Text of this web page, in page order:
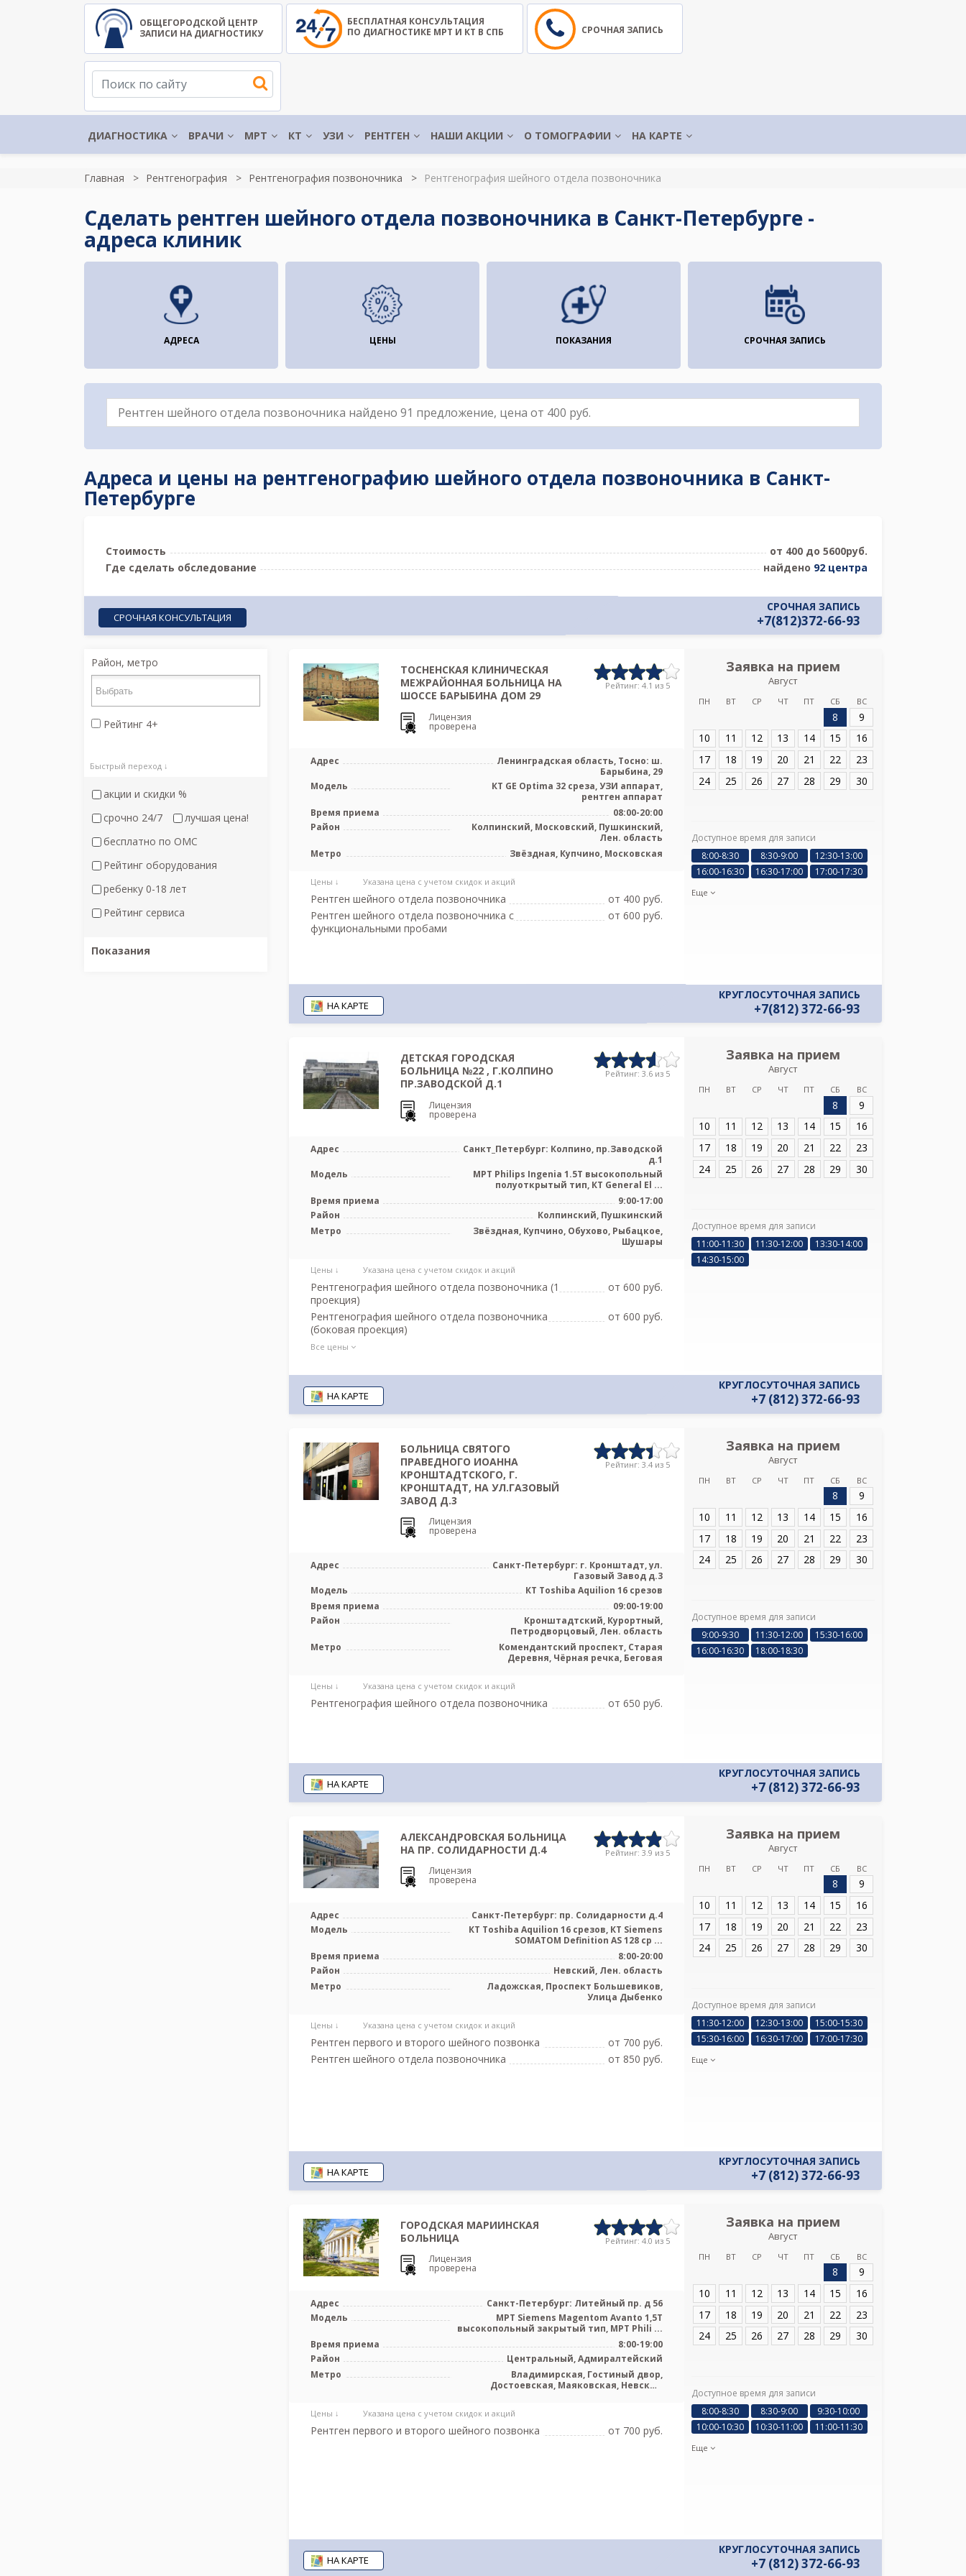
ОБЩЕГОРОДСКОЙ ЦЕНТР
ЗАПИСИ НА ДИАГНОСТИКУ
БЕСПЛАТНАЯ КОНСУЛЬТАЦИЯ
ПО ДИАГНОСТИКЕ МРТ И КТ В СПБ
СРОЧНАЯ ЗАПИСЬ
ДИАГНОСТИКА ВРАЧИ МРТ КТ УЗИ РЕНТГЕН НАШИ АКЦИИ О ТОМОГРАФИИ НА КАРТЕ
Главная Рентгенография Рентгенография позвоночника Рентгенография шейного отдела позвоночника
Сделать рентген шейного отдела позвоночника в Санкт-Петербурге -
адреса клиник
АДРЕСА ЦЕНЫ ПОКАЗАНИЯ СРОЧНАЯ ЗАПИСЬ
Адреса и цены на рентгенографию шейного отдела позвоночника в Санкт-
Петербурге
Стоимость
от 400 до 5600руб.
Где сделать обследование
найдено 92 центра
СРОЧНАЯ КОНСУЛЬТАЦИЯ
СРОЧНАЯ ЗАПИСЬ
+7(812)372-66-93
Район, метро
Рейтинг 4+
Быстрый переход ↓
акции и скидки %
срочно 24/7
лучшая цена!
бесплатно по ОМС
Рейтинг оборудования
ребенку 0-18 лет
Рейтинг сервиса
Показания
ТОСНЕНСКАЯ КЛИНИЧЕСКАЯ
МЕЖРАЙОННАЯ БОЛЬНИЦА НА
ШОССЕ БАРЫБИНА ДОМ 29
Лицензия
проверена
Рейтинг: 4.1 из 5
Адрес
Ленинградская область, Тосно: ш.
Барыбина, 29
Модель
КТ GE Optima 32 среза, УЗИ аппарат,
рентген аппарат
Время приема
08:00-20:00
Район
Колпинский, Московский, Пушкинский,
Лен. область
Метро
Звёздная, Купчино, Московская
Цены ↓ Указана цена с учетом скидок и акций
Рентген шейного отдела позвоночника
от 400 pуб.
Рентген шейного отдела позвоночника с
функциональными пробами
от 600 pуб.
Заявка на прием
Август
ПН ВТ СР ЧТ ПТ СБ ВС
8
9
10
11 12 13 14 15
16
17
18 19 20 21 22
23
24
25 26 27 28 29 30
Доступное время для записи
8:00-8:30
8:30-9:00
12:30-13:00
16:00-16:30
16:30-17:00 17:00-17:30
Еще
НА КАРТЕ
КРУГЛОСУТОЧНАЯ ЗАПИСЬ
+7(812) 372-66-93
ДЕТСКАЯ ГОРОДСКАЯ
БОЛЬНИЦА №22 , Г.КОЛПИНО
ПР.ЗАВОДСКОЙ Д.1
Лицензия
проверена
Рейтинг: 3.6 из 5
Адрес
Санкт_Петербург: Колпино, пр.Заводской
д.1
Модель
МРТ Philips Ingenia 1.5T высокопольный
полуоткрытый тип, КТ General El ...
Время приема
9:00-17:00
Район
Колпинский, Пушкинский
Метро
Звёздная, Купчино, Обухово, Рыбацкое,
Шушары
Цены ↓ Указана цена с учетом скидок и акций
Рентгенография шейного отдела позвоночника (1
проекция)
от 600 pуб.
Рентгенография шейного отдела позвоночника
(боковая проекция)
от 600 pуб.
Все цены
Заявка на прием
Август
ПН ВТ СР ЧТ ПТ СБ ВС
8
9
10
11 12 13 14 15
16
17
18 19 20 21 22
23
24
25 26 27 28 29 30
Доступное время для записи
11:00-11:30
11:30-12:00
13:30-14:00
14:30-15:00
НА КАРТЕ
КРУГЛОСУТОЧНАЯ ЗАПИСЬ
+7 (812) 372-66-93
БОЛЬНИЦА СВЯТОГО
ПРАВЕДНОГО ИОАННА
КРОНШТАДТСКОГО, Г.
КРОНШТАДТ, НА УЛ.ГАЗОВЫЙ
ЗАВОД Д.3
Лицензия
проверена
Рейтинг: 3.4 из 5
Адрес
Санкт-Петербург: г. Кронштадт, ул.
Газовый Завод д.3
Модель
КТ Toshiba Aquilion 16 срезов
Время приема
09:00-19:00
Район
Кронштадтский, Курортный,
Петродворцовый, Лен. область
Метро
Комендантский проспект, Старая
Деревня, Чёрная речка, Беговая
Цены ↓ Указана цена с учетом скидок и акций
Рентгенография шейного отдела позвоночника от 650 pуб.
Заявка на прием
Август
ПН ВТ СР ЧТ ПТ СБ ВС
8
9
10
11 12 13 14 15
16
17
18 19 20 21 22
23
24
25 26 27 28 29 30
Доступное время для записи
9:00-9:30
11:30-12:00
15:30-16:00
16:00-16:30
18:00-18:30
НА КАРТЕ
КРУГЛОСУТОЧНАЯ ЗАПИСЬ
+7 (812) 372-66-93
АЛЕКСАНДРОВСКАЯ БОЛЬНИЦА
НА ПР. СОЛИДАРНОСТИ Д.4
Лицензия
проверена
Рейтинг: 3.9 из 5
Адрес
Санкт-Петербург: пр. Солидарности д.4
Модель
КТ Toshiba Aquilion 16 срезов, КТ Siemens
SOMATOM Definition AS 128 ср ...
Время приема
8:00-20:00
Район
Невский, Лен. область
Метро
Ладожская, Проспект Большевиков,
Улица Дыбенко
Цены ↓ Указана цена с учетом скидок и акций
Рентген первого и второго шейного позвонка
от 700 pуб.
Рентген шейного отдела позвоночника
от 850 pуб.
Заявка на прием
Август
ПН ВТ СР ЧТ ПТ СБ ВС
8
9
10
11 12 13 14 15
16
17
18 19 20 21 22
23
24
25 26 27 28 29 30
Доступное время для записи
11:30-12:00
12:30-13:00
15:00-15:30
15:30-16:00
16:30-17:00 17:00-17:30
Еще
НА КАРТЕ
КРУГЛОСУТОЧНАЯ ЗАПИСЬ
+7 (812) 372-66-93
ГОРОДСКАЯ МАРИИНСКАЯ
БОЛЬНИЦА
Лицензия
проверена
Рейтинг: 4.0 из 5
Адрес
Санкт-Петербург: Литейный пр. д 56
Модель
МРТ Siemens Magentom Avanto 1,5Т
высокопольный закрытый тип, МРТ Phili ...
Время приема
8:00-19:00
Район
Центральный, Адмиралтейский
Метро
Владимирская, Гостиный двор,
Достоевская, Маяковская, Невский
Цены ↓ Указана цена с учетом скидок и акций
Рентген первого и второго шейного позвонка от 700 pуб.
Заявка на прием
Август
ПН ВТ СР ЧТ ПТ СБ ВС
8
9
10
11 12 13 14 15
16
17
18 19 20 21 22
23
24
25 26 27 28 29 30
Доступное время для записи
8:00-8:30
8:30-9:00
9:30-10:00
10:00-10:30
10:30-11:00 11:00-11:30
Еще
НА КАРТЕ
КРУГЛОСУТОЧНАЯ ЗАПИСЬ
+7 (812) 372-66-93